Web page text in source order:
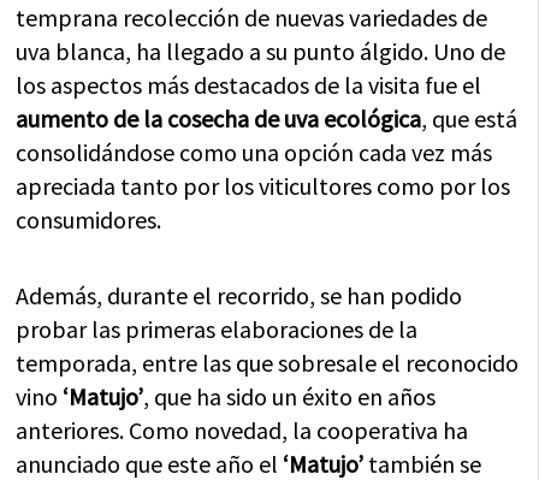
temprana recolección de nuevas variedades de
uva blanca, ha llegado a su punto álgido. Uno de
los aspectos más destacados de la visita fue el
aumento de la cosecha de uva ecológica, que está
consolidándose como una opción cada vez más
apreciada tanto por los viticultores como por los
consumidores.
Además, durante el recorrido, se han podido
probar las primeras elaboraciones de la
temporada, entre las que sobresale el reconocido
vino ‘Matujo’, que ha sido un éxito en años
anteriores. Como novedad, la cooperativa ha
anunciado que este año el ‘Matujo’ también se